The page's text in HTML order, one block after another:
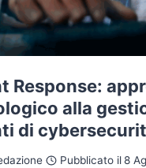
Response:
alla
di
Pubblicato il8